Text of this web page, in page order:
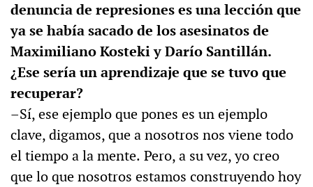
denuncia de represiones es una lección que
ya se había sacado de los asesinatos de
Maximiliano Kosteki y Darío Santillán.
¿Ese sería un aprendizaje que se tuvo que
recuperar?
–Sí, ese ejemplo que pones es un ejemplo
clave, digamos, que a nosotros nos viene todo
el tiempo a la mente. Pero, a su vez, yo creo
que lo que nosotros estamos construyendo hoy